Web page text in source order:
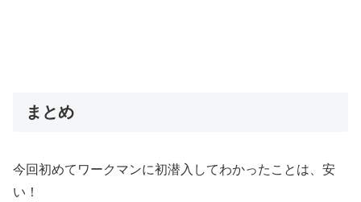
まとめ
今回初めてワークマンに初潜入してわかったことは、安
い！